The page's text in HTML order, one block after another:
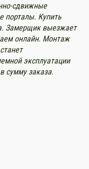
сдвижные
порталы. Купить
Замерщик выезжает
онлайн. Монтаж
эксплуатации
сумму заказа.